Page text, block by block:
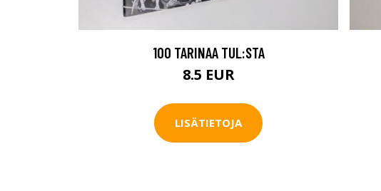
100 TARINAA TUL:STA
8.5 EUR
LISÄTIETOJA